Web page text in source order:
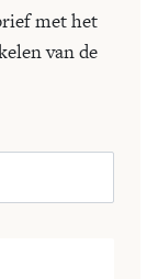
met het
van de